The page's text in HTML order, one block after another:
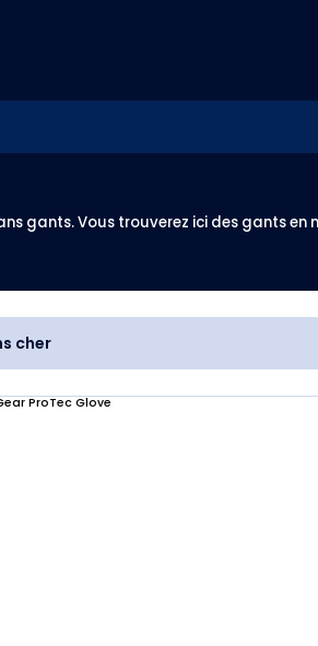
gants. Vous trouverez ici des gants en
cher